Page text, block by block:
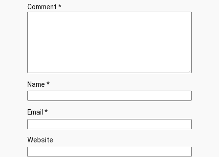
Comment *
Name *
Email *
Website